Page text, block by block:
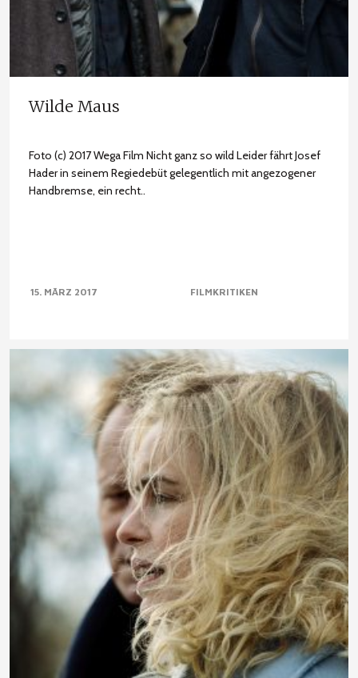
Wilde Maus
Foto (c) 2017 Wega Film Nicht ganz so wild Leider fährt Josef
Hader in seinem Regiedebüt gelegentlich mit angezogener
Handbremse, ein recht..
15. MÄRZ 2017 FILMKRITIKEN